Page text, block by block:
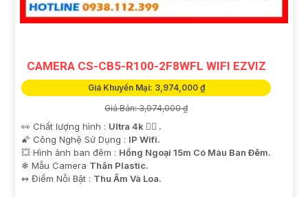
CAMERA CS-CB5-R100-2F8WFL WIFI EZVIZ
Giá Khuyến Mại: 3,974,000 ₫
Giá Bán: 3,974,000 ₫
👀 Chất lượng hình : Ultra 4k 👍🏾 .
🌠 Công Nghệ Sử Dụng : IP Wifi.
💥 Hình ảnh ban đêm : Hồng Ngoại 15m Có Màu Ban Ðêm.
❄ Mẫu Camera Thân Plastic.
️↭ Điểm Nỗi Bật : Thu Âm Và Loa.